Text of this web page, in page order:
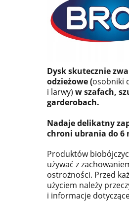
Dysk skutecznie
odzieżowe (osobniki
i larwy) w szafach,
garderobach.
Nadaje delikatny
chroni ubrania do 6
Produktów
używać z
ostrożności. Przed
użyciem należy
i informacje